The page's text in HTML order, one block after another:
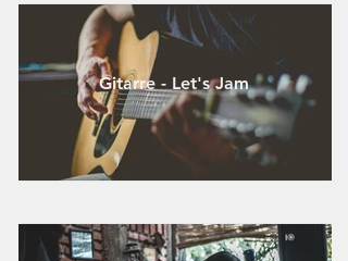
Gitarre - Let's Jam